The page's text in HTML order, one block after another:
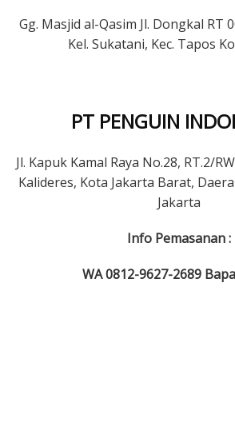
Gg. Masjid al-Qasim Jl. Dongkal RT
Kel. Sukatani, Kec. Tapos
PT PENGUIN
Jl. Kapuk Kamal Raya No.28, RT.2/
Kalideres, Kota Jakarta Barat,
Jakarta
Info Pemasanan :
WA 0812-9627-2689